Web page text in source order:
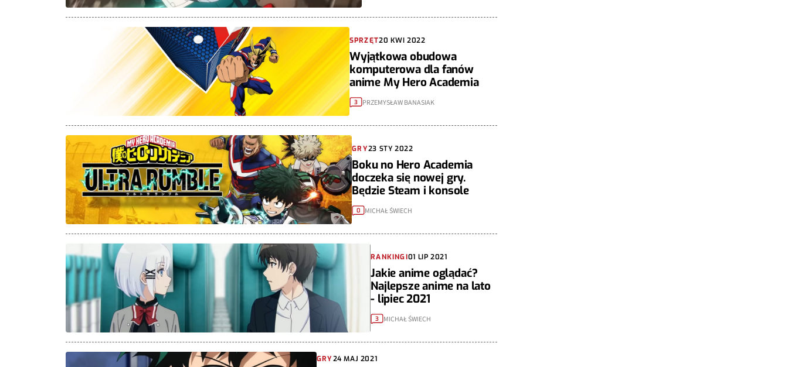
SPRZĘT20 KWI 2022
Wyjątkowa obudowa
komputerowa dla fanów
anime My Hero Academia
3 PRZEMYSŁAW BANASIAK
GRY23 STY 2022
Boku no Hero Academia
doczeka się nowej gry.
Będzie Steam i konsole
0 MICHAŁ ŚWIECH
RANKINGI01 LIP 2021
Jakie anime oglądać?
Najlepsze anime na lato
- lipiec 2021
3 MICHAŁ ŚWIECH
GRY24 MAJ 2021